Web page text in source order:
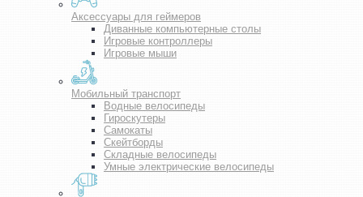
Аксессуары для геймеров
Диванные компьютерные столы
Игровые контроллеры
Игровые мыши
Мобильный транспорт
Водные велосипеды
Гироскутеры
Самокаты
Скейтборды
Складные велосипеды
Умные электрические велосипеды